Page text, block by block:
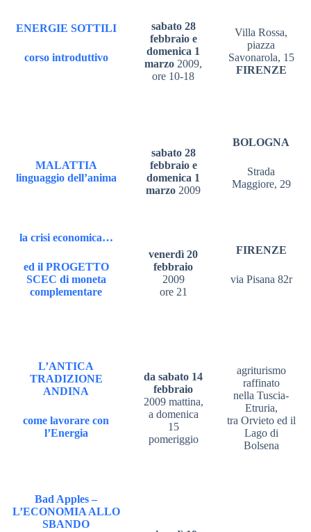
ENERGIE SOTTILI
corso introduttivo
sabato 28
febbraio e
domenica 1
marzo 2009,
ore 10-18
Villa Rossa,
piazza
Savonarola, 15
FIRENZE
MALATTIA
linguaggio dell’anima
sabato 28
febbraio e
domenica 1
marzo 2009
BOLOGNA
Strada
Maggiore, 29
la crisi economica…
ed il PROGETTO
SCEC di moneta
complementare
venerdì 20
febbraio
2009
ore 21
FIRENZE
via Pisana 82r
L’ANTICA
TRADIZIONE
ANDINA
come lavorare con
l’Energia
da sabato 14
febbraio
2009 mattina,
a domenica
15
pomeriggio
agriturismo
raffinato
nella Tuscia-
Etruria,
tra Orvieto ed il
Lago di
Bolsena
Bad Apples –
L’ECONOMIA ALLO
SBANDO